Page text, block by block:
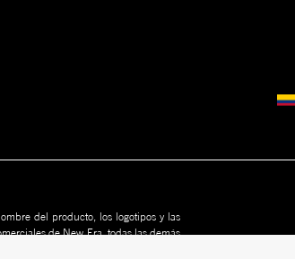
del producto, los logotipos y las
de New Era, todas las demás